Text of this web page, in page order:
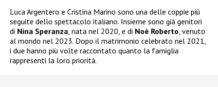
Luca Argentero e Cristina Marino sono una delle coppie più
seguite dello spettacolo italiano. Insieme sono già genitori
di Nina Speranza, nata nel 2020, e di Noè Roberto, venuto
al mondo nel 2023. Dopo il matrimonio celebrato nel 2021,
i due hanno più volte raccontato quanto la famiglia
rappresenti la loro priorità.